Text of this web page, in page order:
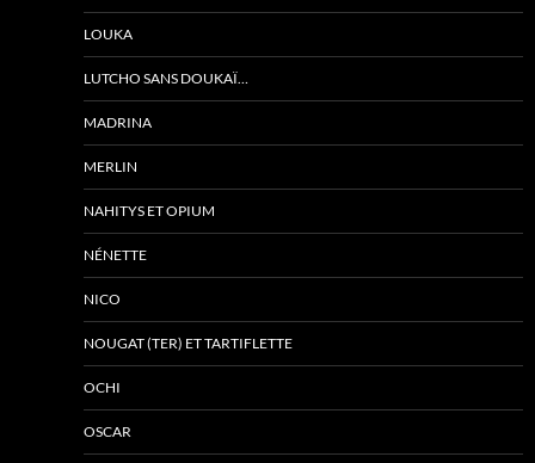
LOUKA
LUTCHO SANS DOUKAÏ…
MADRINA
MERLIN
NAHITYS ET OPIUM
NÉNETTE
NICO
NOUGAT (TER) ET TARTIFLETTE
OCHI
OSCAR